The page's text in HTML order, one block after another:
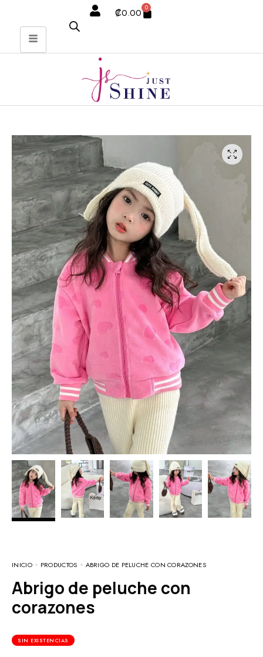
₡0.00 0
INICIO PRODUCTOS ABRIGO DE PELUCHE CON CORAZONES
Abrigo de peluche con
corazones
SIN EXISTENCIAS